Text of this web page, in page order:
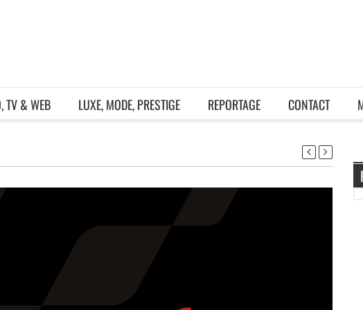
TV & WEB LUXE, MODE, PRESTIGE REPORTAGE CONTACT